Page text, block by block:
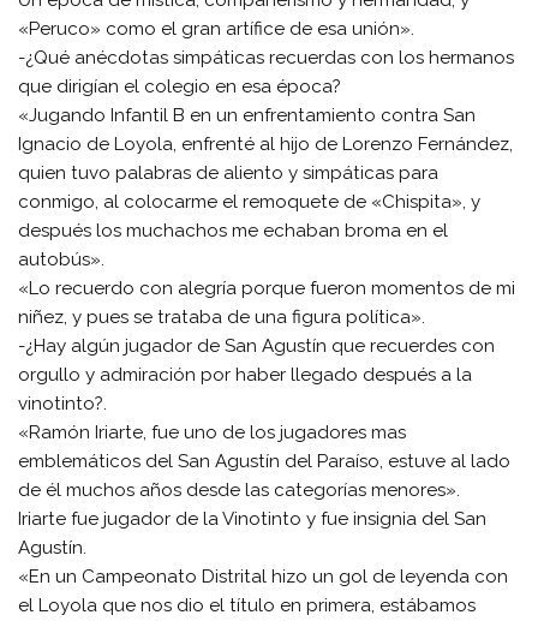
«Peruco» como el gran artífice de esa unión».
-¿Qué anécdotas simpáticas recuerdas con los hermanos
que dirigían el colegio en esa época?
«Jugando Infantil B en un enfrentamiento contra San
Ignacio de Loyola, enfrenté al hijo de Lorenzo Fernández,
quien tuvo palabras de aliento y simpáticas para
conmigo, al colocarme el remoquete de «Chispita», y
después los muchachos me echaban broma en el
autobús».
«Lo recuerdo con alegría porque fueron momentos de mi
niñez, y pues se trataba de una figura política».
-¿Hay algún jugador de San Agustín que recuerdes con
orgullo y admiración por haber llegado después a la
vinotinto?.
«Ramón Iriarte, fue uno de los jugadores mas
emblemáticos del San Agustín del Paraíso, estuve al lado
de él muchos años desde las categorías menores».
Iriarte fue jugador de la Vinotinto y fue insignia del San
Agustín.
«En un Campeonato Distrital hizo un gol de leyenda con
el Loyola que nos dio el título en primera, estábamos